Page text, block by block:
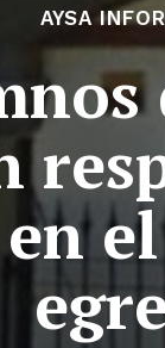
AYSA